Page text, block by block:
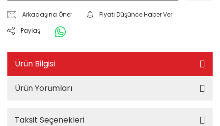
Arkadaşına Öner
Fiyatı Düşünce Haber Ver
Paylaş
Ürün Bilgisi
Ürün Yorumları
Taksit Seçenekleri